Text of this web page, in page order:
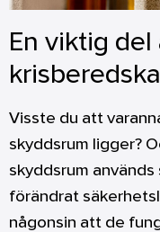
En viktig del
Visste du att
skyddsrum ligger?
skyddsrum
förändrat
någonsin att de